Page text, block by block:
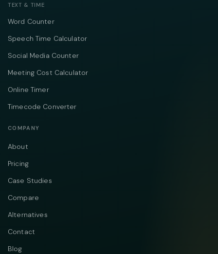
TEXT & TIME
Word Counter
Speech Time Calculator
Social Media Counter
Meeting Cost Calculator
Online Timer
Timecode Converter
COMPANY
About
Pricing
Case Studies
Compare
Alternatives
Contact
Blog